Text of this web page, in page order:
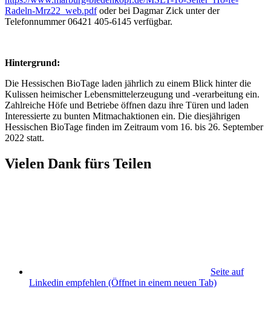
Radeln-Mrz22_web.pdfoder bei Dagmar Zick unter der
Telefonnummer 06421 405-6145 verfügbar.
Hintergrund:
Die Hessischen BioTage laden jährlich zu einem Blick hinter die
Kulissen heimischer Lebensmittelerzeugung und -verarbeitung ein.
Zahlreiche Höfe und Betriebe öffnen dazu ihre Türen und laden
Interessierte zu bunten Mitmachaktionen ein. Die diesjährigen
Hessischen BioTage finden im Zeitraum vom 16. bis 26. September
2022 statt.
Vielen Dank fürs Teilen
Seite auf
Linkedin empfehlen (Öffnet in einem neuen Tab)